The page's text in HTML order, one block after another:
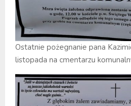
Ostatnie pożegnanie pana
listopada na cmentarzu